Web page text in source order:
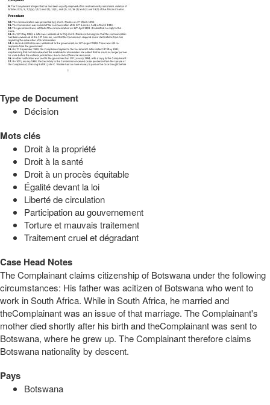
Type de Document
Décision
Mots clés
Droit à la propriété
Droit à la santé
Droit à un procès équitable
Égalité devant la loi
Liberté de circulation
Participation au gouvernement
Torture et mauvais traitement
Traitement cruel et dégradant
Case Head Notes
The Complainant claims citizenship of Botswana under the following
circumstances: His father was acitizen of Botswana who went to
work in South Africa. While in South Africa, he married and
theComplainant was an issue of that marriage. The Complainant's
mother died shortly after his birth and theComplainant was sent to
Botswana, where he grew up. The Complainant therefore claims
Botswana nationality by descent.
Pays
Botswana